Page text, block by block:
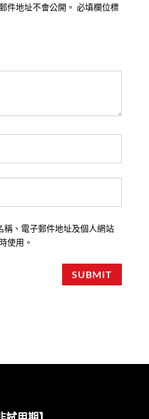
件地址不會公開。 必填欄位標
稱、電子郵件地址及個人網站
使用。
SUBMIT